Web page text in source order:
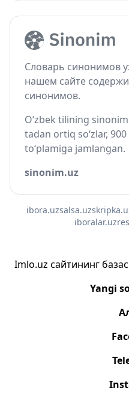
Словарь синонимов
нашем сайте
синонимов.
O‘zbek tilining
tadan ortiq so‘zlar,
to‘plamiga jamlangan.
sinonim.uz
ibora.uzsalsa.uz
iboralar.uz
Imlo.uz сайтининг
Yangi